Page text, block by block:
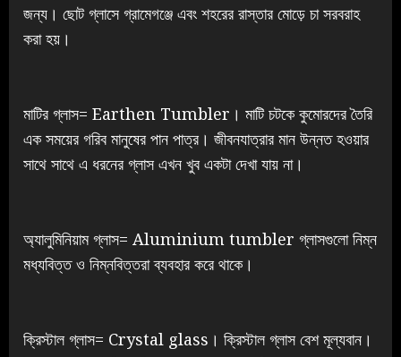
জন্য। ছোট গ্লাসে গ্রামেগঞ্জে এবং শহরের রাস্তার মোড়ে চা সরবরাহ
করা হয়।
মাটির গ্লাস= Earthen Tumbler। মাটি চটকে কুমোরদের তৈরি
এক সময়ের গরিব মানুষের পান পাত্র। জীবনযাত্রার মান উন্নত হওয়ার
সাথে সাথে এ ধরনের গ্লাস এখন খুব একটা দেখা যায় না।
অ্যালুমিনিয়াম গ্লাস= Aluminium tumbler গ্লাসগুলো নিম্ন
মধ্যবিত্ত ও নিম্নবিত্তরা ব্যবহার করে থাকে।
ক্রিস্টাল গ্লাস= Crystal glass। ক্রিস্টাল গ্লাস বেশ মূল্যবান।